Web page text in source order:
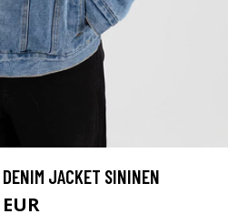
JACKET SININEN